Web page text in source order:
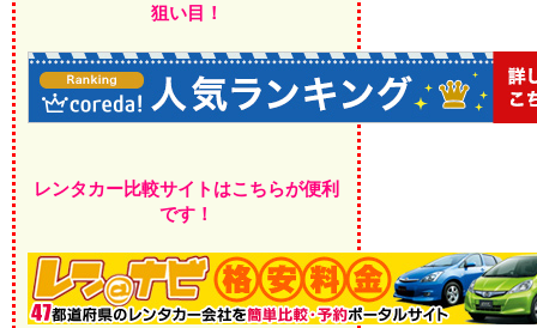
狙い目！
レンタカー比較サイトはこちらが便利
です！